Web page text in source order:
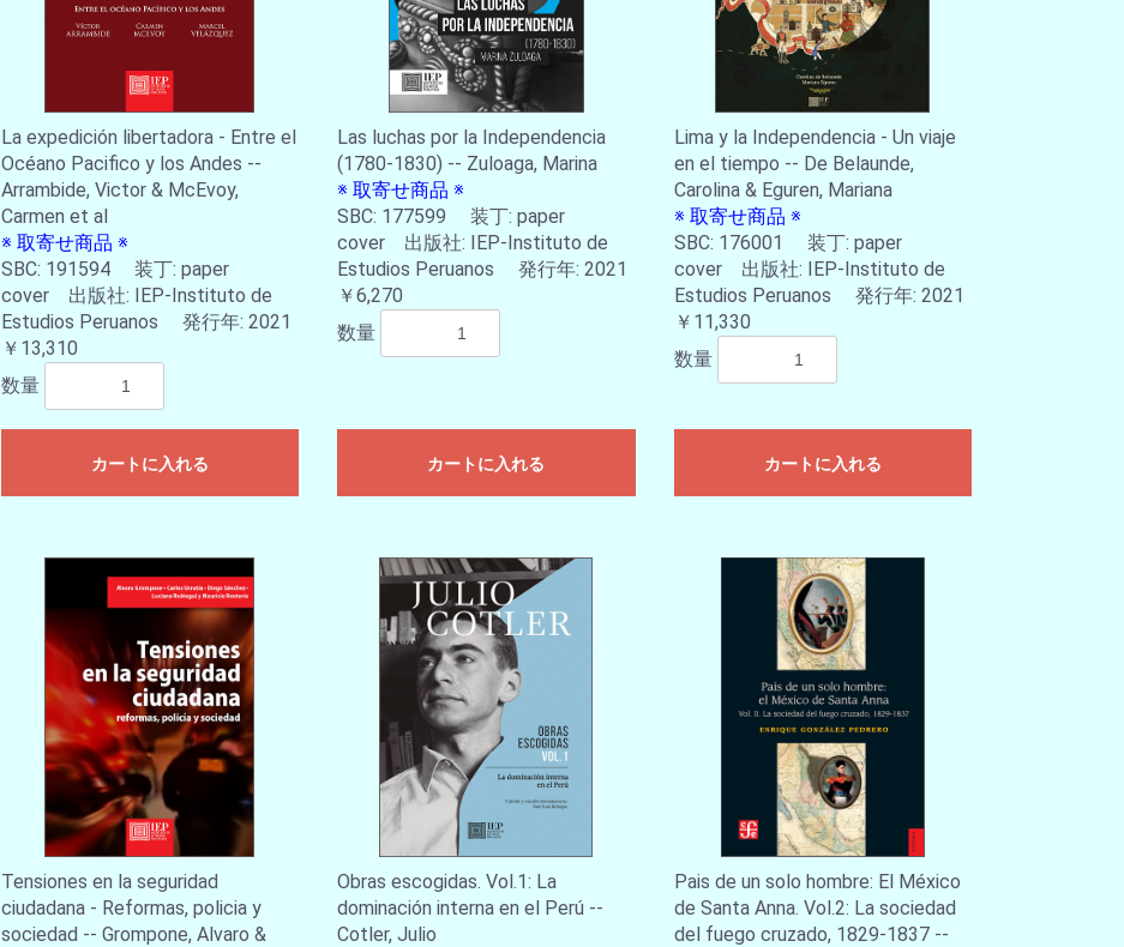
La expedición libertadora - Entre el
Océano Pacifico y los Andes --
Arrambide, Victor & McEvoy,
Carmen et al
※ 取寄せ商品 ※
SBC: 191594 装丁: paper
cover 出版社: IEP-Instituto de
Estudios Peruanos 発行年: 2021
￥13,310
数量
カートに入れる
Las luchas por la Independencia
(1780-1830) -- Zuloaga, Marina
※ 取寄せ商品 ※
SBC: 177599 装丁: paper
cover 出版社: IEP-Instituto de
Estudios Peruanos 発行年: 2021
￥6,270
数量
カートに入れる
Lima y la Independencia - Un viaje
en el tiempo -- De Belaunde,
Carolina & Eguren, Mariana
※ 取寄せ商品 ※
SBC: 176001 装丁: paper
cover 出版社: IEP-Instituto de
Estudios Peruanos 発行年: 2021
￥11,330
数量
カートに入れる
Tensiones en la seguridad
ciudadana - Reformas, policia y
sociedad -- Grompone, Alvaro &
Obras escogidas. Vol.1: La
dominación interna en el Perú --
Cotler, Julio
Pais de un solo hombre: El México
de Santa Anna. Vol.2: La sociedad
del fuego cruzado, 1829-1837 --
お買い物を続ける カートへ進む